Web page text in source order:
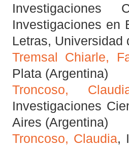
Investigaciones en
Letras, Universidad
Tremsal Chiarle,
Plata (Argentina)
Troncoso,
Investigaciones
Aires (Argentina)
Troncoso, Claudia,